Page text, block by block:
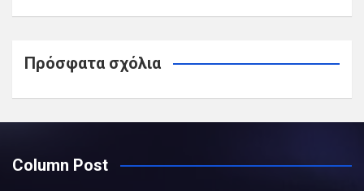
Πρόσφατα σχόλια
Column Post